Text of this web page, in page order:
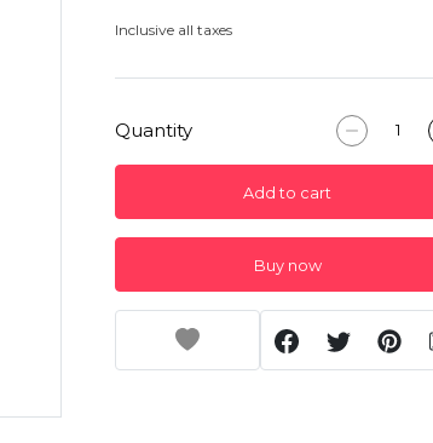
Inclusive all taxes
Quantity
Add to cart
Buy now